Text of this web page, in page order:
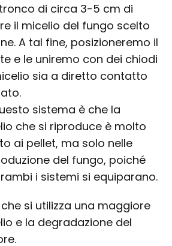
di circa 3-5 cm di
il micelio del fungo scelto
A tal fine, posizioneremo il
e le uniremo con dei chiodi
sia a diretto contatto
sistema è che la
che si riproduce è molto
ai pellet, ma solo nelle
del fungo, poiché
i sistemi si equiparano.
si utilizza una maggiore
e la degradazione del